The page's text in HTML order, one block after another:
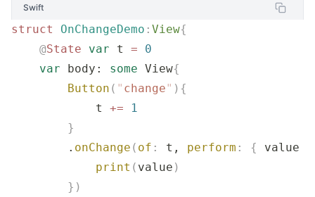
Swift
struct OnChangeDemo : View{
    @
State var t = 0
    var
body: some View{
        Button
( " change" ){
            t
+= 1
        }
        .
onChange ( of : t, perform : { value
            print
( value )
        })